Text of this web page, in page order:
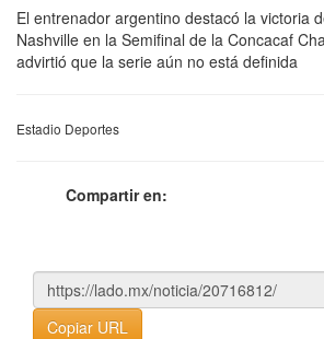
El entrenador argentino destacó la victoria
Nashville en la Semifinal de la Concacaf
advirtió que la serie aún no está definida
Estadio Deportes
Compartir en:
Copiar URL